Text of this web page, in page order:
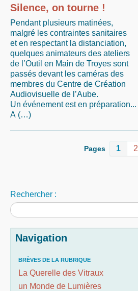
Silence, on tourne !
Pendant plusieurs matinées,
malgré les contraintes sanitaires
et en respectant la distanciation,
quelques animateurs des ateliers
de l’Outil en Main de Troyes sont
passés devant les caméras des
membres du Centre de Création
Audiovisuelle de l’Aube.
Un événement est en préparation...
A (…)
Pages 1 2
Rechercher :
Navigation
BRÈVES DE LA RUBRIQUE
La Querelle des Vitraux
un Monde de Lumières